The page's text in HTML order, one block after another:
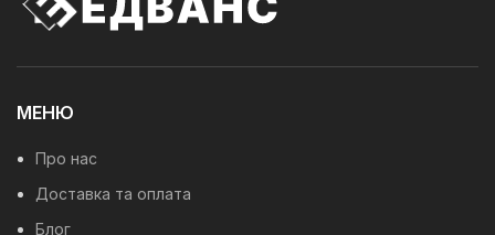
МЕНЮ
Про нас
Доставка та оплата
Блог